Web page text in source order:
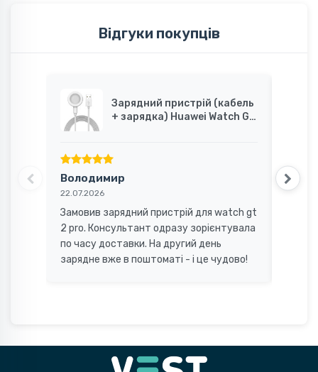
Відгуки покупців
Зарядний пристрій (кабель
+ зарядка) Huawei Watch GT
Володимир
22.07.2026
Замовив зарядний пристрій для watch gt
2 pro. Консультант одразу зорієнтувала
по часу доставки. На другий день
зарядне вже в поштоматі - і це чудово!